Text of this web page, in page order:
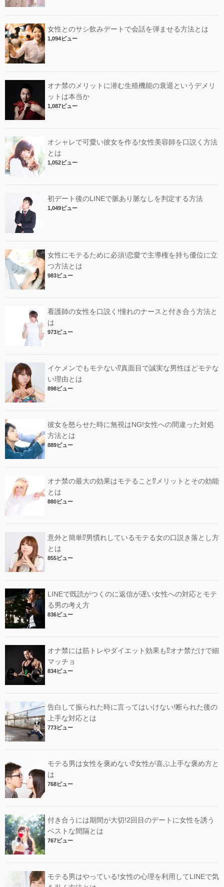
女性とのサシ飲みデートで会話を弾ませる方法とは
1,094ビュー
オナ禁のメリットに潜む生殖機能の衰退というデメリ
ットは本当か
1,087ビュー
オシャレで可愛い彼女を作る!女性美容師を口説く方法
とは
1,052ビュー
初デート後のLINEで脈あり脈なしを判定する方法
1,049ビュー
女性にモテるために必須!恋愛で主導権を持ち優位に立
つ方法とは
983ビュー
看護師の女性を口説く!憧れのナースと付き合う方法と
は
973ビュー
イケメンでもモテない⁉︎真面目で誠実な男性ほどモテな
い理由とは
898ビュー
彼女を怒らせた時に無視はNG!女性への間違った対処
方法とは
889ビュー
オナ禁の最大の効果はモテること⁉︎メリットとその効能
とは
880ビュー
意外と簡単⁉︎男慣れしているモテる女の口説き落とし方
とは
855ビュー
LINEで既読がつくのに返信が遅い女性への対応とモテ
る男の考え方
836ビュー
オナ禁には筋トレやダイエット効果も⁉︎オナ禁だけで細
マッチョ
834ビュー
告白して振られた時に言ってはいけない!断られた後の
上手な対応とは
773ビュー
モテる男は女性を褒めない⁉︎女性が喜ぶ上手な褒め方と
は
768ビュー
付き合うには期間が大切!2回目のデートに女性を誘う
ベストな間隔とは
767ビュー
モテる男はやっている!女性の心理を利用してLINEで気